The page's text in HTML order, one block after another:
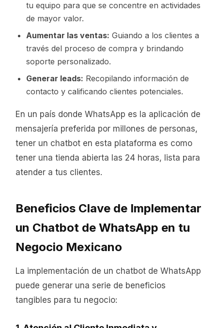
tu equipo para que se concentre en actividades
de mayor valor.
Aumentar las ventas: Guiando a los clientes a
través del proceso de compra y brindando
soporte personalizado.
Generar leads: Recopilando información de
contacto y calificando clientes potenciales.
En un país donde WhatsApp es la aplicación de
mensajería preferida por millones de personas,
tener un chatbot en esta plataforma es como
tener una tienda abierta las 24 horas, lista para
atender a tus clientes.
Beneficios Clave de Implementar
un Chatbot de WhatsApp en tu
Negocio Mexicano
La implementación de un chatbot de WhatsApp
puede generar una serie de beneficios
tangibles para tu negocio: